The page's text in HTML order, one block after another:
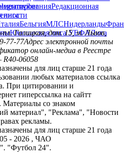
Редакционная
viber
лига
БельгияМЛСНидерланды
Юношеская лига УЕФАЛига
пл. Галицкая, дом. 15, м. Львов,
77-77Адрес электронной почты
онлайн-медиа в Реестре
R40-06058
для лиц старше 21 года
любых материалов ссылка
При цитировании и
гиперссылка на сайтт
Материалы со знаком
материал", "Реклама", "Новости
рекламы.
для лиц старше 21 года
- 2026 , ЧАО
"Футбол 24".